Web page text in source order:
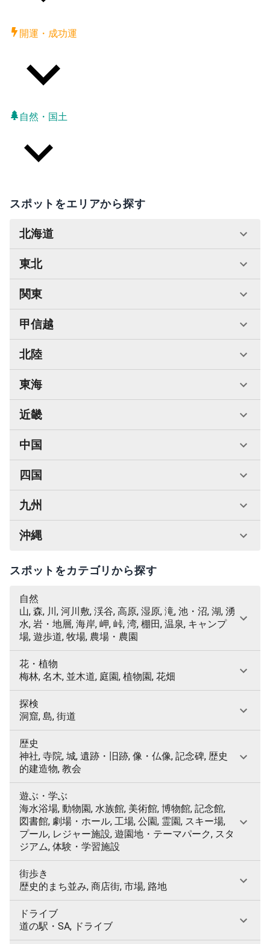
開運・成功運
自然・国土
スポットをエリアから探す
北海道
東北
関東
甲信越
北陸
東海
近畿
中国
四国
九州
沖縄
スポットをカテゴリから探す
自然
山, 森, 川, 河川敷, 渓谷, 高原, 湿原, 滝, 池・沼, 湖, 湧
水, 岩・地層, 海岸, 岬, 峠, 湾, 棚田, 温泉, キャンプ
場, 遊歩道, 牧場, 農場・農園
花・植物
梅林, 名木, 並木道, 庭園, 植物園, 花畑
探検
洞窟, 島, 街道
歴史
神社, 寺院, 城, 遺跡・旧跡, 像・仏像, 記念碑, 歴史
的建造物, 教会
遊ぶ・学ぶ
海水浴場, 動物園, 水族館, 美術館, 博物館, 記念館,
図書館, 劇場・ホール, 工場, 公園, 霊園, スキー場,
プール, レジャー施設, 遊園地・テーマパーク, スタ
ジアム, 体験・学習施設
街歩き
歴史的まち並み, 商店街, 市場, 路地
ドライブ
道の駅・SA, ドライブ